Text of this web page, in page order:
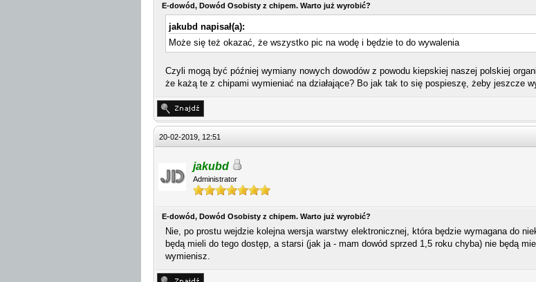
E-dowód, Dowód Osobisty z chipem. Warto już wyrobić?
jakubd napisał(a):
Może się też okazać, że wszystko pic na wodę i będzie to do wywalenia
Czyli mogą być później wymiany nowych dowodów z powodu kiepskiej naszej polskiej
że każą te z chipami wymieniać na działające? Bo jak tak to się pospieszę, żeby jeszcze
20-02-2019, 12:51
jakubd
Administrator
E-dowód, Dowód Osobisty z chipem. Warto już wyrobić?
Nie, po prostu wejdzie kolejna wersja warstwy elektronicznej, która będzie wymagana do
będą mieli do tego dostęp, a starsi (jak ja - mam dowód sprzed 1,5 roku chyba) nie będą
wymienisz.